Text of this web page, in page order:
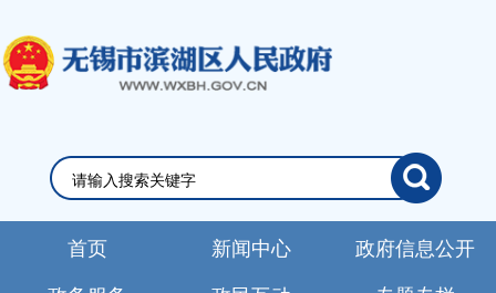
首页 新闻中心 政府信息公开